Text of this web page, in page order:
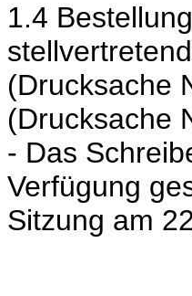
1.4
(Drucksache
(Drucksache
- Das
Verfügung
Sitzung am